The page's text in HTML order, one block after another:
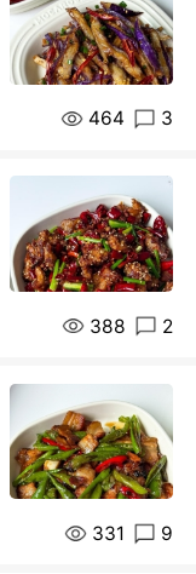
464 3
388 2
331 9